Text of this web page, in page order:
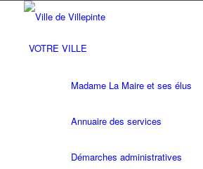
VOTRE VILLE
Madame La Maire et ses élus
Annuaire des services
Démarches administratives